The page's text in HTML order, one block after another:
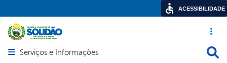
Acesso
Abrir menu principal de navegação
Serviços e Informações
ACESSIBILIDADE